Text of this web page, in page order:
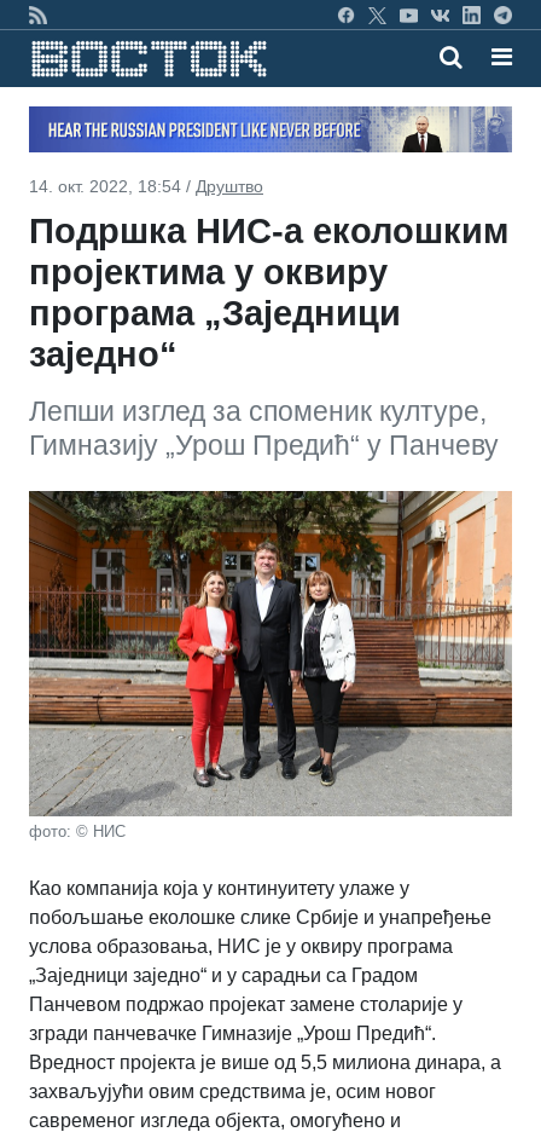
14. окт. 2022, 18:54 / Друштво
Подршка НИС-а еколошким
пројектима у оквиру
програма „Заједници
заједно“
Лепши изглед за споменик културе,
Гимназију „Урош Предић“ у Панчеву
фото: © НИС
Као компанија која у континуитету улаже у
побољшање еколошке слике Србије и унапређење
услова образовања, НИС је у оквиру програма
„Заједници заједно“ и у сарадњи са Градом
Панчевом подржао пројекат замене столарије у
згради панчевачке Гимназије „Урош Предић“.
Вредност пројекта је више од 5,5 милиона динара, а
захваљујући овим средствима је, осим новог
савременог изгледа објекта, омогућено и